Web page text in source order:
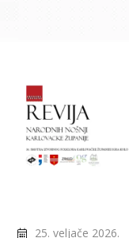
25. veljače 2026.